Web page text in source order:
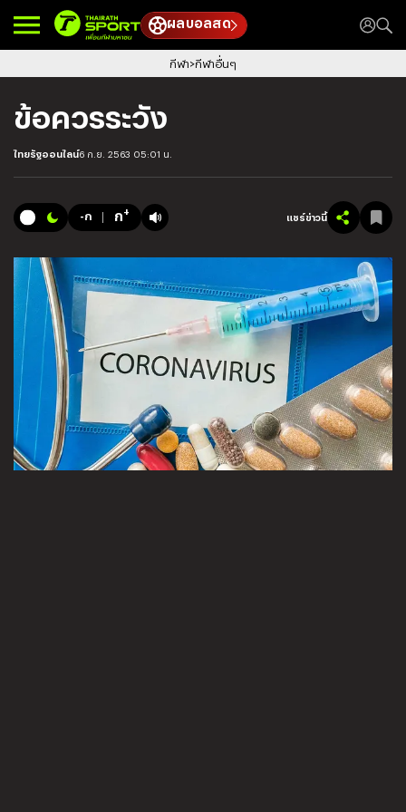
ผลบอลสด
กีฬา กีฬาอื่นๆ
ข้อควรระวัง
ไทยรัฐออนไลน์6 ก.ย. 2563 05:01 น.
-ก ก+ แชร์ข่าวนี้